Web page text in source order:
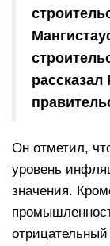
Он отметил,
уровень
значения.